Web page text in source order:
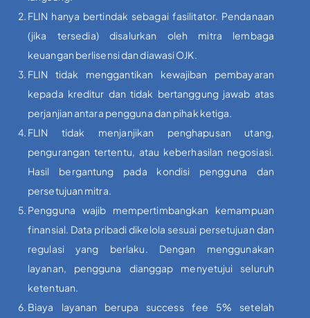
FLIN hanya bertindak sebagai fasilitator. Pendanaan
(jika tersedia) disalurkan oleh mitra lembaga
keuangan berlisensi dan diawasi OJK.
FLIN tidak menggantikan kewajiban pembayaran
kepada kreditur dan tidak bertanggung jawab atas
perjanjian antara pengguna dan pihak ketiga.
FLIN tidak menjanjikan penghapusan utang,
pengurangan tertentu, atau keberhasilan negosiasi.
Hasil bergantung pada kondisi pengguna dan
persetujuan mitra.
Pengguna wajib mempertimbangkan kemampuan
finansial. Data pribadi dikelola sesuai persetujuan dan
regulasi yang berlaku. Dengan menggunakan
layanan, pengguna dianggap menyetujui seluruh
ketentuan.
Biaya layanan berupa success fee 5% setelah